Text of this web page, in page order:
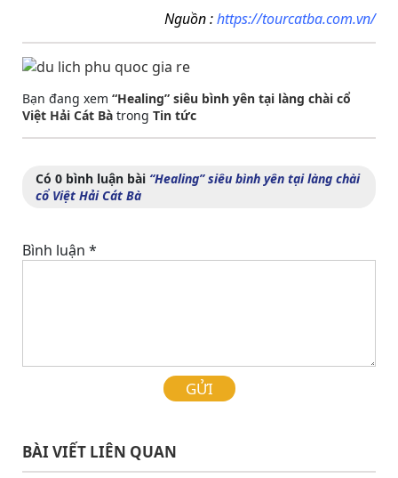
Nguồn :https://tourcatba.com.vn/
Bạn đang xem “Healing” siêu bình yên tại làng chài cổ
Việt Hải Cát Bà trong Tin tức
Có 0 bình luận bài “Healing” siêu bình yên tại làng chài
cổ Việt Hải Cát Bà
Bình luận *
GỬI
BÀI VIẾT LIÊN QUAN